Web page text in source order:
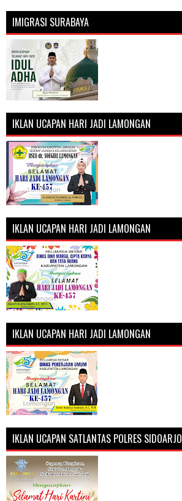
IMIGRASI SURABAYA
IKLAN UCAPAN HARI JADI LAMONGAN
IKLAN UCAPAN HARI JADI LAMONGAN
IKLAN UCAPAN HARI JADI LAMONGAN
IKLAN UCAPAN SATLANTAS POLRES SIDOARJO